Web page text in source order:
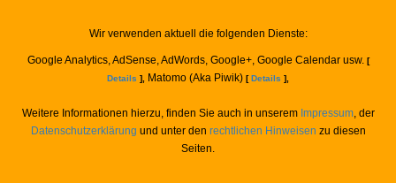
Wir verwenden aktuell die folgenden Dienste:
Google Analytics, AdSense, AdWords, Google+, Google Calendar usw. [
Details ], Matomo (Aka Piwik) [Details ],
Weitere Informationen hierzu, finden Sie auch in unserem Impressum, der
Datenschutzerklärung und unter den rechtlichen Hinweisen zu diesen
Seiten.